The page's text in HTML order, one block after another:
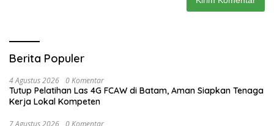
Berita Populer
4 Agustus 2026 0 Komentar
Tutup Pelatihan Las 4G FCAW di Batam, Aman Siapkan Tenaga
Kerja Lokal Kompeten
7 Agustus 2026 0 Komentar